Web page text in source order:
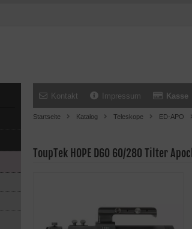
Kontakt Impressum Kasse
Startseite Katalog Teleskope ED-APO
ToupTek HOPE D60 60/280 Tilter